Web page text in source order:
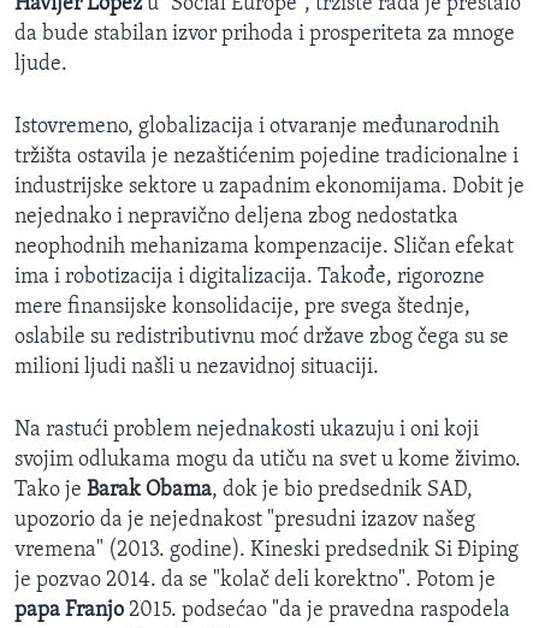
Havijer Lopez u "Social Europe", tržište rada je prestalo
da bude stabilan izvor prihoda i prosperiteta za mnoge
ljude.
Istovremeno, globalizacija i otvaranje međunarodnih
tržišta ostavila je nezaštićenim pojedine tradicionalne i
industrijske sektore u zapadnim ekonomijama. Dobit je
nejednako i nepravično deljena zbog nedostatka
neophodnih mehanizama kompenzacije. Sličan efekat
ima i robotizacija i digitalizacija. Takođe, rigorozne
mere finansijske konsolidacije, pre svega štednje,
oslabile su redistributivnu moć države zbog čega su se
milioni ljudi našli u nezavidnoj situaciji.
Na rastući problem nejednakosti ukazuju i oni koji
svojim odlukama mogu da utiču na svet u kome živimo.
Tako je Barak Obama, dok je bio predsednik SAD,
upozorio da je nejednakost "presudni izazov našeg
vremena" (2013. godine). Kineski predsednik Si Điping
je pozvao 2014. da se "kolač deli korektno". Potom je
papa Franjo 2015. podsećao "da je pravedna raspodela